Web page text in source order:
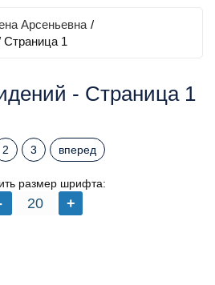
Арсеньевна /
Страница 1
- Страница 1
2 3 вперед
размер шрифта: